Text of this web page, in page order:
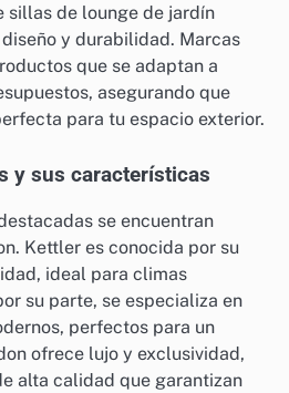
sillas de lounge de jardín
y durabilidad. Marcas
que se adaptan a
asegurando que
para tu espacio exterior.
y sus características
se encuentran
Kettler es conocida por su
ideal para climas
su parte, se especializa en
perfectos para un
ofrece lujo y exclusividad,
alta calidad que garantizan